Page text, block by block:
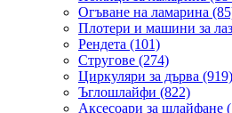
Огъване на ламарина
Плотери и машини за
Рендета (101)
Стругове (274)
Циркуляри за дърва (919)
Ъглошлайфи (822)
Аксесоари за шлайфане